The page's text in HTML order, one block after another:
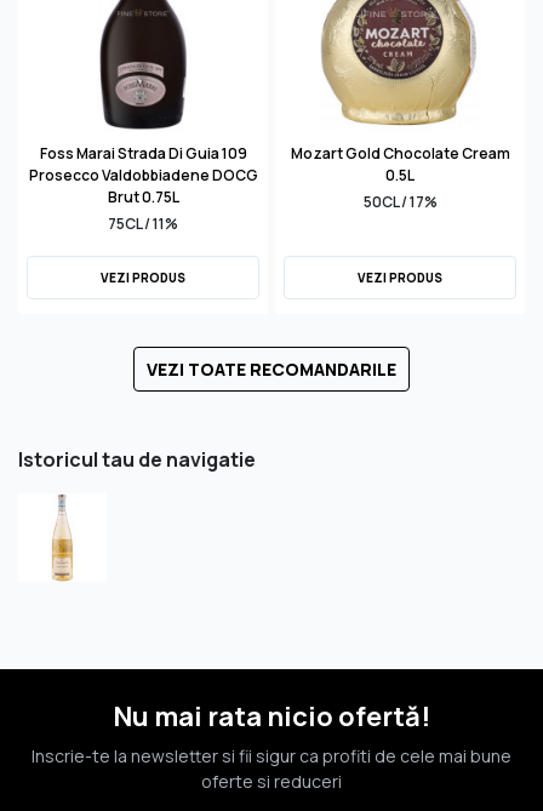
Foss Marai Strada Di Guia 109
Prosecco Valdobbiadene DOCG
Brut 0.75L
75CL / 11%
VEZI PRODUS
Mozart Gold Chocolate Cream
0.5L
50CL / 17%
VEZI PRODUS
VEZI TOATE RECOMANDARILE
Istoricul tau de navigatie
Nu mai rata nicio ofertă!
Inscrie-te la newsletter si fii sigur ca profiti de cele mai bune
oferte si reduceri